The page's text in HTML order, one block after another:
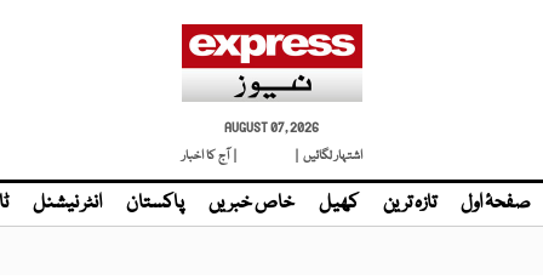
AUGUST 07, 2026
اشتہار لگائیں |
| آج کا اخبار
صفحۂ اول تازہ ترین کھیل خاص خبریں پاکستان انٹر نیشنل